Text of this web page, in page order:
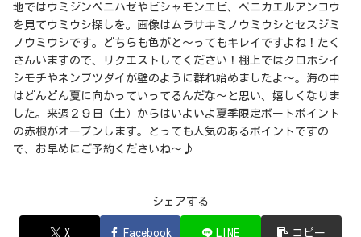
地ではウミジンベニハゼやビシャモンエビ、ベニカエルアンコウ
を見てウミウシ探しを。画像はムラサキミノウミウシとセスジミ
ノウミウシです。どちらも色がと～ってもキレイですよね！たく
さんいますので、リクエストしてください！棚上ではクロホシイ
シモチやネンブツダイが壁のように群れ始めましたよ～。海の中
はどんどん夏に向かっていってるんだな～と思い、嬉しくなりま
した。来週２９日（土）からはいよいよ夏季限定ボートポイント
の赤根がオープンします。とっても人気のあるポイントですの
で、お早めにご予約くださいね～♪
シェアする
X Facebook LINE コピー